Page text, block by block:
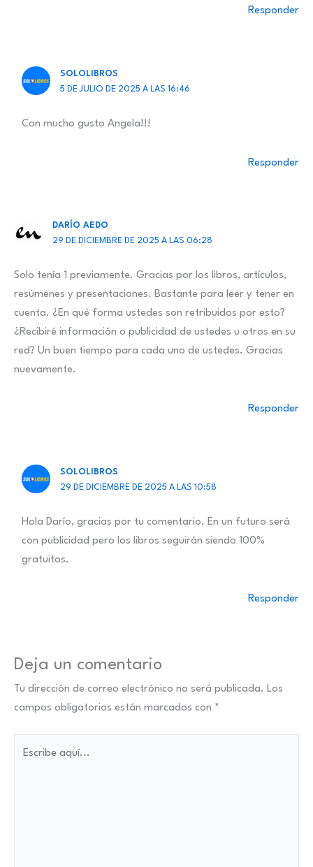
Responder
SOLOLIBROS
5 DE JULIO DE 2025 A LAS 16:46
Con mucho gusto Angela!!!
Responder
DARÍO AEDO
29 DE DICIEMBRE DE 2025 A LAS 06:28
Solo tenía 1 previamente. Gracias por los libros, artículos,
resúmenes y presentaciones. Bastante para leer y tener en
cuenta. ¿En qué forma ustedes son retribuidos por esto?
¿Recibiré información o publicidad de ustedes u otros en su
red? Un buen tiempo para cada uno de ustedes. Gracias
nuevamente.
Responder
SOLOLIBROS
29 DE DICIEMBRE DE 2025 A LAS 10:58
Hola Darío, gracias por tu comentario. En un futuro será
con publicidad pero los libros seguirán siendo 100%
gratuitos.
Responder
Deja un comentario
Tu dirección de correo electrónico no será publicada. Los
campos obligatorios están marcados con *